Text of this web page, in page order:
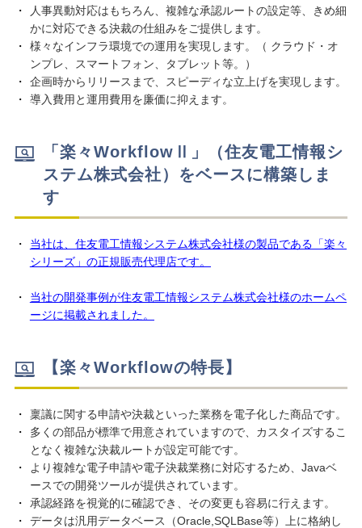
人事異動対応はもちろん、複雑な承認ルートの設定等、きめ細
かに対応できる決裁の仕組みをご提供します。
様々なインフラ環境での運用を実現します。（ クラウド・オ
ンプレ、スマートフォン、タブレット等。）
企画時からリリースまで、スピーディな立上げを実現します。
導入費用と運用費用を廉価に抑えます。
「楽々WorkflowⅡ」（住友電工情報シ
ステム株式会社）をベースに構築しま
す
当社は、住友電工情報システム株式会社様の製品である「楽々
シリーズ」の正規販売代理店です。
当社の開発事例が住友電工情報システム株式会社様のホームペ
ージに掲載されました。
【楽々Workflowの特長】
稟議に関する申請や決裁といった業務を電子化した商品です。
多くの部品が標準で用意されていますので、カスタイズするこ
となく複雑な決裁ルートが設定可能です。
より複雑な電子申請や電子決裁業務に対応するため、Javaベ
ースでの開発ツールが提供されています。
承認経路を視覚的に確認でき、その変更も容易に行えます。
データは汎用データベース（Oracle,SQLBase等）上に格納し